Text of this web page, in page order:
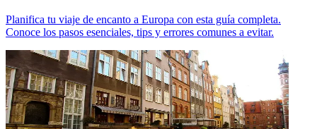
Planifica tu viaje de encanto a Europa con esta guía completa.
Conoce los pasos esenciales, tips y errores comunes a evitar.